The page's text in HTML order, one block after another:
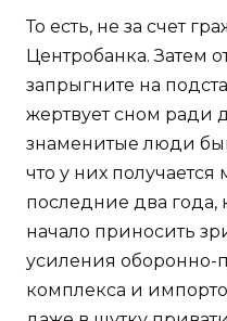
То есть, не за счет
Центробанка. Затем
запрыгните на
жертвует сном ради
знаменитые люди
что у них получается
последние два года,
начало приносить
усиления
комплекса и